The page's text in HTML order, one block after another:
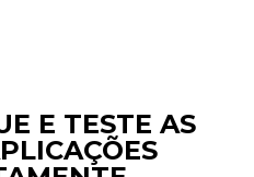
E TESTE AS